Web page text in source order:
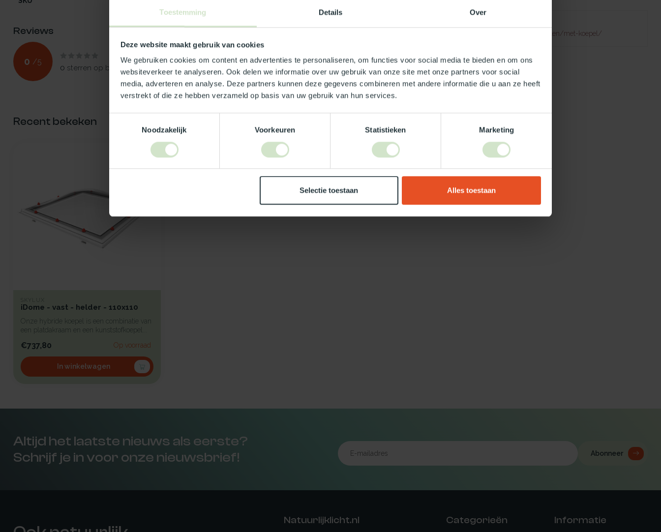
Toestemming Details Over
Deze website maakt gebruik van cookies
We gebruiken cookies om content en advertenties te personaliseren, om functies voor social media te bieden en om ons
websiteverkeer te analyseren. Ook delen we informatie over uw gebruik van onze site met onze partners voor social
media, adverteren en analyse. Deze partners kunnen deze gegevens combineren met andere informatie die u aan ze heeft
verstrekt of die ze hebben verzameld op basis van uw gebruik van hun services.
Noodzakelijk
Voorkeuren Statistieken Marketing
Selectie toestaan Alles toestaan
Reviews
0 /5
0 sterren op basis van0 beoordelingen
Je beoordeling toevoegen
https://www.natuurlijklicht.nl/platdakramen/soorten/met-koepel/
Recent bekeken
SKYLUX
iDome - vast - helder - 110x110
Onze hybride koepel is een combinatie van
een platdakraam en een kunststofkoepel...
€737,80 Op voorraad
In winkelwagen
Altijd het laatste nieuws als eerste?
Schrijf je in voor onze nieuwsbrief!
Abonneer
Natuurlijklicht.nl Categorieën Informatie